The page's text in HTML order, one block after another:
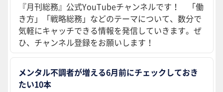
『月刊総務』公式YouTubeチャンネルです！ 「働
き方」「戦略総務」などのテーマについて、数分で
気軽にキャッチできる情報を発信していきます。ぜ
ひ、チャンネル登録をお願いします！
メンタル不調者が増える6月前にチェックしておき
たい10本